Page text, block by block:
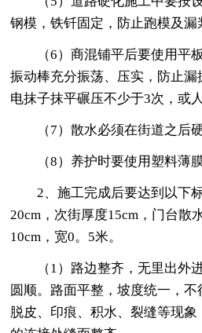
钢模，铁钎固定，防止跑模及漏
（6）商混铺平后要使用平
振动棒充分振荡、压实，防止漏
电抹子抹平碾压不少于3次，或
（7）散水必须在街道之后
（8）养护时要使用塑料薄
2、施工完成后要达到以下
20cm，次街厚度15cm，门台散
10cm，宽0。5米。
（1）路边整齐，无里出外
圆顺。路面平整，坡度统一，不
脱皮、印痕、积水、裂缝等现